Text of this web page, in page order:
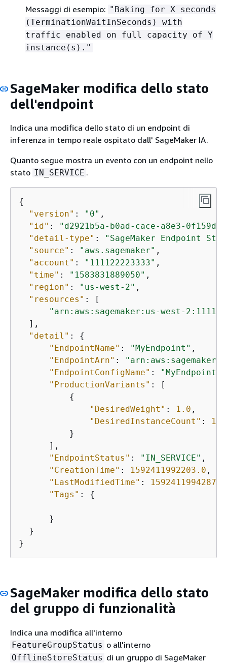
Messaggi di esempio: "Baking for X seconds
(TerminationWaitInSeconds) with
traffic enabled on full capacity of Y
instance(s)."
SageMaker modifica dello stato
dell'endpoint
Indica una modifica dello stato di un endpoint di
inferenza in tempo reale ospitato dall' SageMaker IA.
Quanto segue mostra un evento con un endpoint nello
stato IN_SERVICE .
{
"version" : "0" ,
"id" :
"d2921b5a-b0ad-cace-a8e3-
"detail-type" :
"SageMaker Endpoint
"source" : "aws.sagemaker" ,
"account" : "111122223333" ,
"time" : "1583831889050" ,
"region" : "us-west-2" ,
"resources" : [
"arn:aws:sagemaker:us-west-
  ],
"detail" : {
"EndpointName" : "MyEndpoint" ,
"EndpointArn" :
"EndpointConfigName" :
"ProductionVariants" : [
{
"DesiredWeight" : 1.0 ,
"DesiredInstanceCount" :
1.0
          }
      ],
"EndpointStatus" : "IN_SERVICE" ,
"CreationTime" : 1592411992203.0 ,
"LastModifiedTime" : 1592411994287.0
"Tags" : {
      }
  }
}
SageMaker modifica dello stato
del gruppo di funzionalità
Indica una modifica all'interno
FeatureGroupStatus o all'interno
OfflineStoreStatus di un gruppo di SageMaker